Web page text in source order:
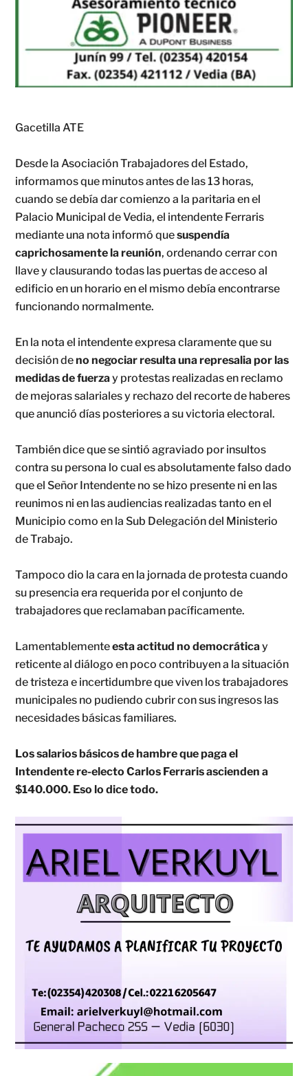
Gacetilla ATE
Desde la Asociación Trabajadores del Estado,
informamos que minutos antes de las 13 horas,
cuando se debía dar comienzo a la paritaria en el
Palacio Municipal de Vedia, el intendente Ferraris
mediante una nota informó quesuspendía
caprichosamente la reunión, ordenando cerrar con
llave y clausurando todas las puertas de acceso al
edificio en un horario en el mismo debía encontrarse
funcionando normalmente.
En la nota el intendente expresa claramente que su
decisión deno negociar resulta una represalia por las
medidas de fuerzay protestas realizadas en reclamo
de mejoras salariales y rechazo del recorte de haberes
que anunció días posteriores a su victoria electoral.
También dice que se sintió agraviado por insultos
contra su persona lo cual es absolutamente falso dado
que el Señor Intendente no se hizo presente ni en las
reunimos ni en las audiencias realizadas tanto en el
Municipio como en la Sub Delegación del Ministerio
de Trabajo.
Tampoco dio la cara en la jornada de protesta cuando
su presencia era requerida por el conjunto de
trabajadores que reclamaban pacíficamente.
Lamentablementeesta actitud no democráticay
reticente al diálogo en poco contribuyen a la situación
de tristeza e incertidumbre que viven los trabajadores
municipales no pudiendo cubrir con sus ingresos las
necesidades básicas familiares.
Los salarios básicos de hambre que paga el
Intendente re-electo Carlos Ferraris ascienden a
$140.000. Eso lo dice todo.